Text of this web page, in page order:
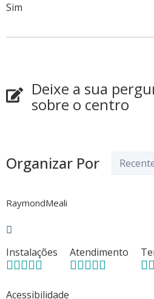
Sim
Deixe a sua
sobre o centro
Organizar Por
RaymondMeali
Instalações Atendimento
Acessibilidade